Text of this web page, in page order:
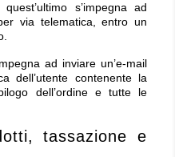
s’impegna ad
via telematica, entro un
ad inviare un’e-mail
dell’utente contenente la
dell’ordine e tutte le
tassazione e